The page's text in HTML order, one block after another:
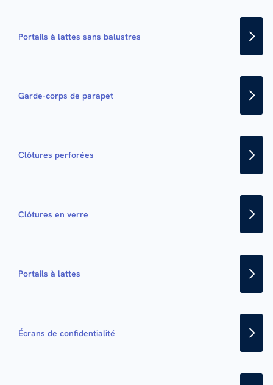
Portails à lattes sans balustres
Garde-corps de parapet
Clôtures perforées
Clôtures en verre
Portails à lattes
Écrans de confidentialité